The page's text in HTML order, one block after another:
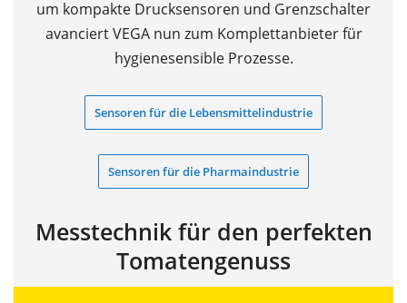
um kompakte Drucksensoren und Grenzschalter
avanciert VEGA nun zum Komplettanbieter für
hygienesensible Prozesse.
Sensoren für die Lebensmittelindustrie
Sensoren für die Pharmaindustrie
Messtechnik für den perfekten
Tomatengenuss